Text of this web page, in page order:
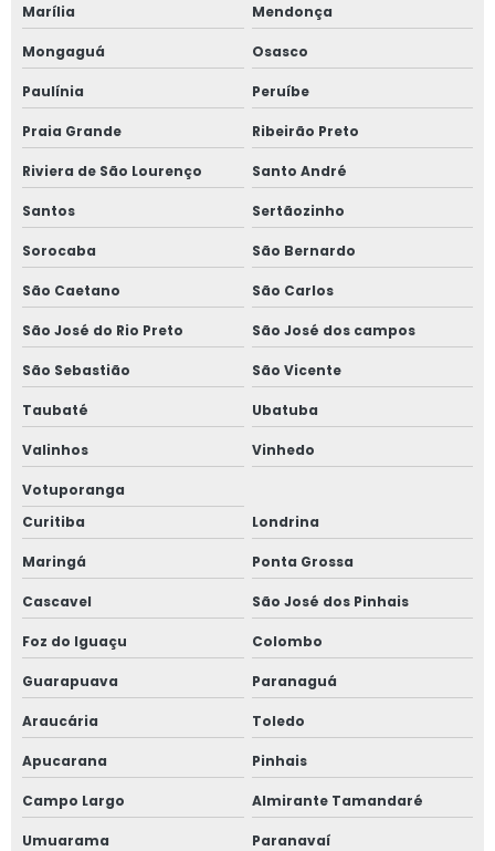
Marília Mendonça
Mongaguá Osasco
Paulínia Peruíbe
Praia Grande Ribeirão Preto
Riviera de São Lourenço Santo André
Santos Sertãozinho
Sorocaba São Bernardo
São Caetano São Carlos
São José do Rio Preto São José dos campos
São Sebastião São Vicente
Taubaté Ubatuba
Valinhos Vinhedo
Votuporanga
Curitiba
Londrina
Maringá Ponta Grossa
Cascavel São José dos Pinhais
Foz do Iguaçu Colombo
Guarapuava Paranaguá
Araucária Toledo
Apucarana Pinhais
Campo Largo Almirante Tamandaré
Umuarama Paranavaí